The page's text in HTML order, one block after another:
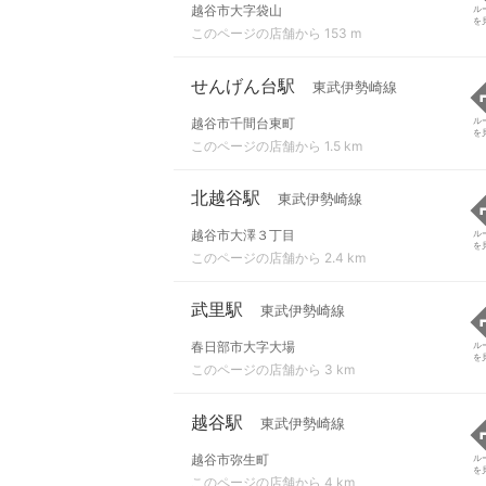
越谷市大字袋山
このページの店舗から 153 m
ル
を
せんげん台駅 東武伊勢崎線
越谷市千間台東町
このページの店舗から 1.5 km
ル
を
北越谷駅 東武伊勢崎線
越谷市大澤３丁目
このページの店舗から 2.4 km
ル
を
武里駅 東武伊勢崎線
春日部市大字大場
このページの店舗から 3 km
ル
を
越谷駅 東武伊勢崎線
越谷市弥生町
このページの店舗から 4 km
ル
を